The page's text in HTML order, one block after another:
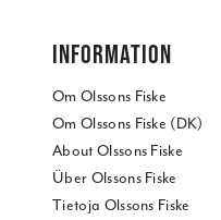
INFORMATION
Om Olssons Fiske
Om Olssons Fiske (DK)
About Olssons Fiske
Über Olssons Fiske
Tietoja Olssons Fiske